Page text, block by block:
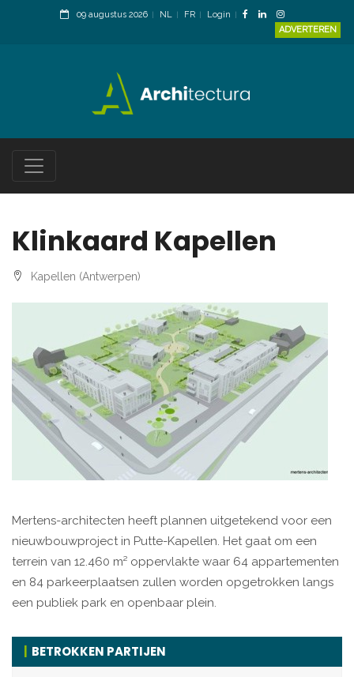
09 augustus 2026 NL FR
Login
ADVERTEREN
Klinkaard Kapellen
Kapellen (Antwerpen)
Mertens-architecten heeft plannen uitgetekend voor een
nieuwbouwproject in Putte-Kapellen. Het gaat om een
terrein van 12.460 m² oppervlakte waar 64 appartementen
en 84 parkeerplaatsen zullen worden opgetrokken langs
een publiek park en openbaar plein.
BETROKKEN PARTIJEN